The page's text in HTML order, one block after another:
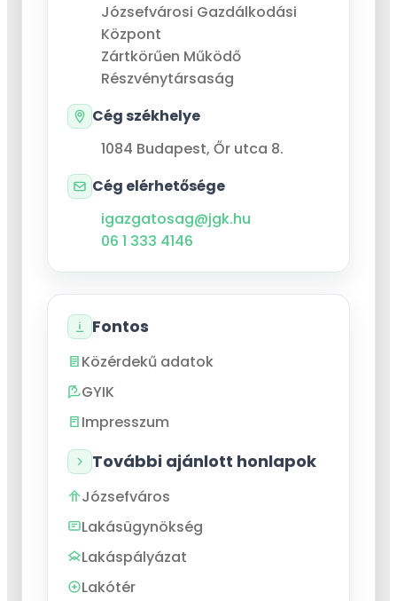
Józsefvárosi Gazdálkodási
Központ
Zártkörűen Működő
Részvénytársaság
Cég székhelye
1084 Budapest, Őr utca 8.
Cég elérhetősége
igazgatosag@jgk.hu
06 1 333 4146
Fontos
Közérdekű adatok
GYIK
Impresszum
További ajánlott honlapok
Józsefváros
Lakásügynökség
Lakáspályázat
Lakótér